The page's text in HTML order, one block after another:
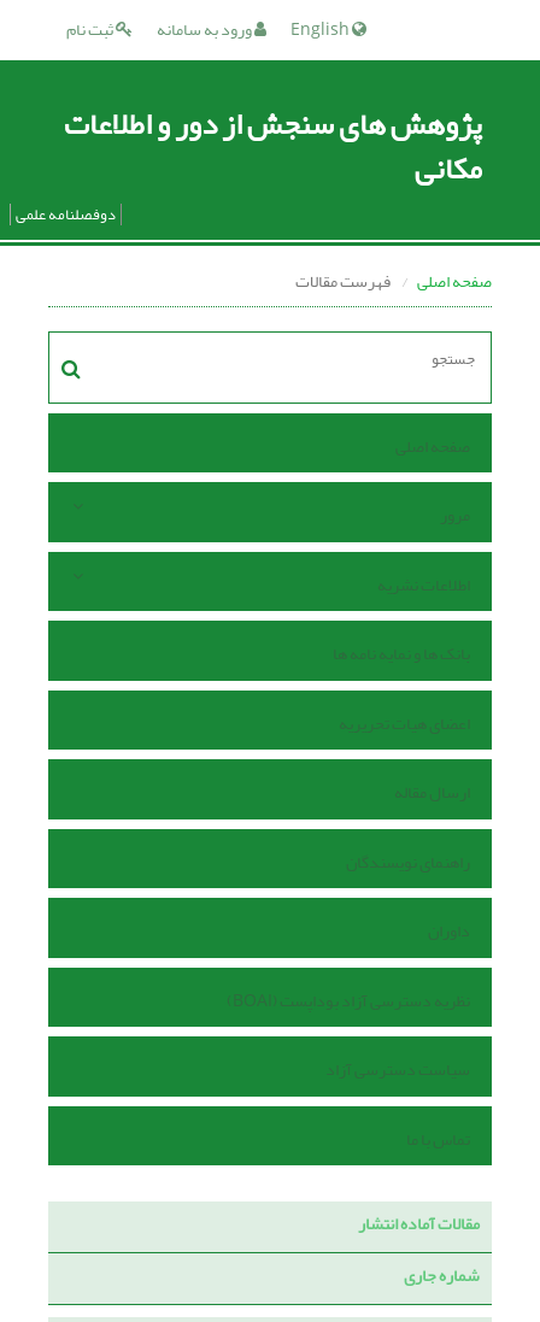
ثبت نام ورود به سامانه
پژوهش های سنجش از دور و اطلاعات
مکانی
دوفصلنامه علمی
صفحه اصلی فهرست مقالات
صفحه اصلی
مرور
اطلاعات نشریه
بانک ها و نمایه نامه ها
اعضای هیات تحریریه
ارسال مقاله
راهنمای نویسندگان
داوران
نظریه دسترسی آزاد بوداپست (BOAI)
سیاست دسترسی آزاد
تماس با ما
مقالات آماده انتشار
شماره جاری